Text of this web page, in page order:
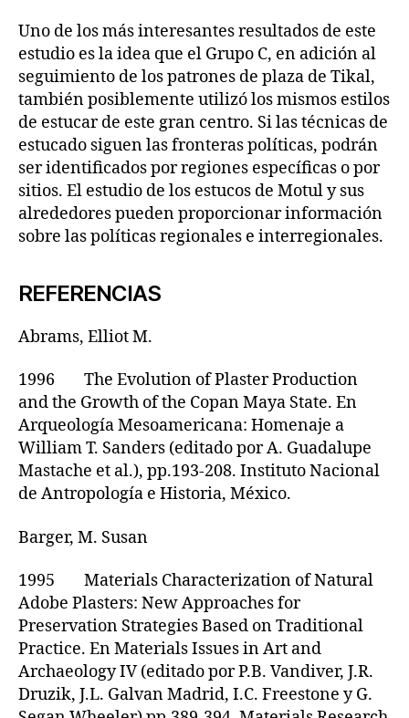
Uno de los más interesantes resultados de este
estudio es la idea que el Grupo C, en adición al
seguimiento de los patrones de plaza de Tikal,
también posiblemente utilizó los mismos estilos
de estucar de este gran centro. Si las técnicas de
estucado siguen las fronteras políticas, podrán
ser identificados por regiones específicas o por
sitios. El estudio de los estucos de Motul y sus
alrededores pueden proporcionar información
sobre las políticas regionales e interregionales.
REFERENCIAS
Abrams, Elliot M.
1996 The Evolution of Plaster Production
and the Growth of the Copan Maya State. En
Arqueología Mesoamericana: Homenaje a
William T. Sanders (editado por A. Guadalupe
Mastache et al.), pp.193-208. Instituto Nacional
de Antropología e Historia, México.
Barger, M. Susan
1995 Materials Characterization of Natural
Adobe Plasters: New Approaches for
Preservation Strategies Based on Traditional
Practice. En Materials Issues in Art and
Archaeology IV (editado por P.B. Vandiver, J.R.
Druzik, J.L. Galvan Madrid, I.C. Freestone y G.